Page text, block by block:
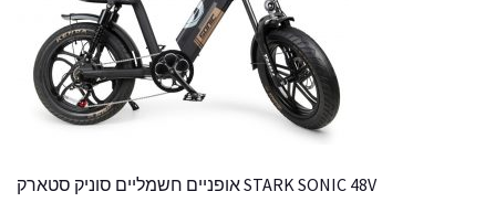
STARK SONIC 48V אופניים חשמליים סוניק סטארק